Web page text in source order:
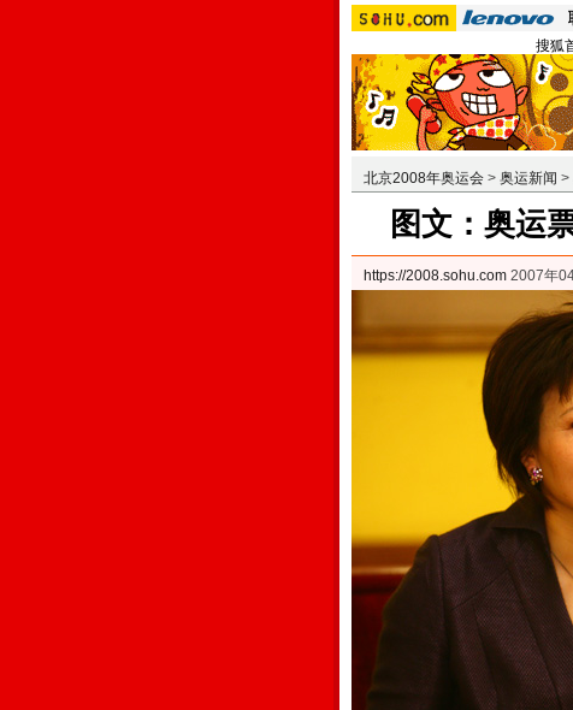
搜狐
北京2008年奥运会 > 奥运新闻 >
图文：奥运
https://2008.sohu.com 2007年